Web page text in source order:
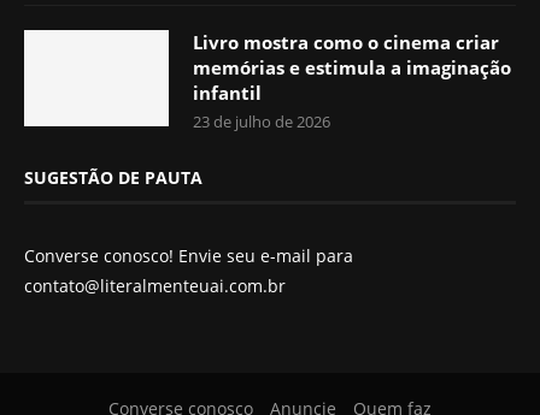
Livro mostra como o cinema criar
memórias e estimula a imaginação
infantil
23 de julho de 2026
SUGESTÃO DE PAUTA
Converse conosco! Envie seu e-mail para
contato@literalmenteuai.com.br
Converse conosco Anuncie Quem faz